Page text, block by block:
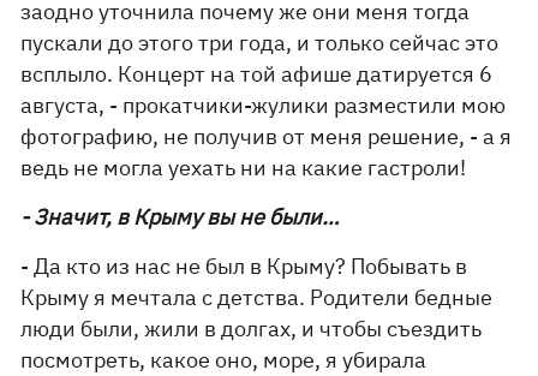
заодно уточнила почему же они меня тогда
пускали до этого три года, и только сейчас это
всплыло. Концерт на той афише датируется 6
августа, - прокатчики-жулики разместили мою
фотографию, не получив от меня решение, - а я
ведь не могла уехать ни на какие гастроли!
- Значит, в Крыму вы не были…
- Да кто из нас не был в Крыму? Побывать в
Крыму я мечтала с детства. Родители бедные
люди были, жили в долгах, и чтобы съездить
посмотреть, какое оно, море, я убирала